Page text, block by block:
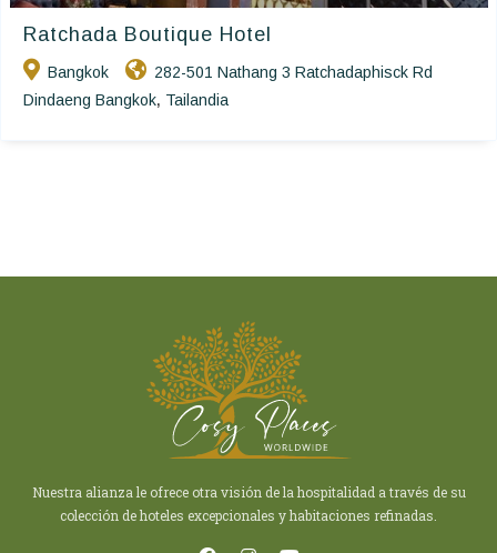
Ratchada Boutique Hotel
Bangkok
282-501 Nathang 3 Ratchadaphisck Rd
Dindaeng Bangkok, Tailandia
Nuestra alianza le ofrece otra visión de la hospitalidad a través de su
colección de hoteles excepcionales y habitaciones refinadas.